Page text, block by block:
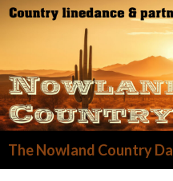
The Nowland Country